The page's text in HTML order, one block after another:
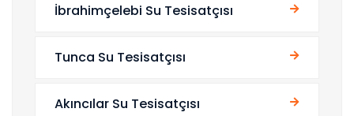
İbrahimçelebi Su Tesisatçısı
Tunca Su Tesisatçısı
Akıncılar Su Tesisatçısı